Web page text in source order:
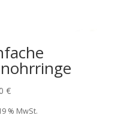
€
% MwSt.